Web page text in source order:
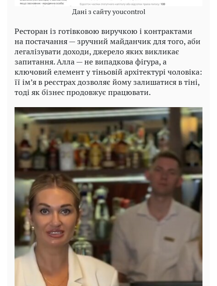
Дані з сайту youcontrol
Ресторан із готівковою виручкою і контрактами
на постачання — зручний майданчик для того, аби
легалізувати доходи, джерело яких викликає
запитання. Алла — не випадкова фігура, а
ключовий елемент у тіньовій архітектурі чоловіка:
її ім’я в реєстрах дозволяє йому залишатися в тіні,
тоді як бізнес продовжує працювати.